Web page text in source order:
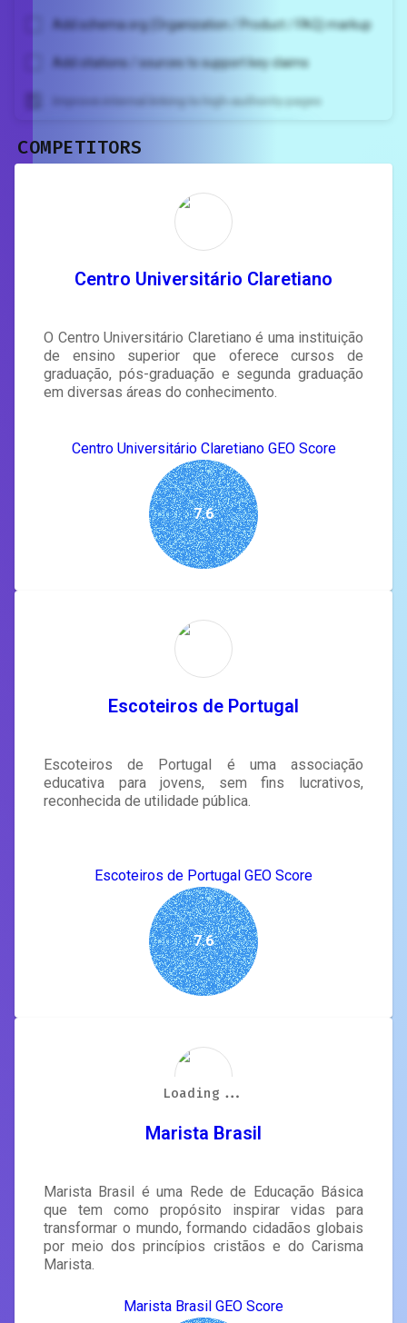
Add schema.org (Organization / Product / FAQ) markup
Add citations / sources to support key claims
Improve internal linking to high-authority pages
rewrite your page
tailored to your site's score.
COMPETITORS
Centro Universitário Claretiano
O Centro Universitário Claretiano é uma instituição
de ensino superior que oferece cursos de
graduação, pós-graduação e segunda graduação
em diversas áreas do conhecimento.
Centro Universitário Claretiano GEO Score
7.6
Escoteiros de Portugal
Escoteiros de Portugal é uma associação
educativa para jovens, sem fins lucrativos,
reconhecida de utilidade pública.
Escoteiros de Portugal GEO Score
7.6
Marista Brasil
Marista Brasil é uma Rede de Educação Básica
que tem como propósito inspirar vidas para
transformar o mundo, formando cidadãos globais
por meio dos princípios cristãos e do Carisma
Marista.
Marista Brasil GEO Score
Loading...
Loading...
Loading...
Loading...
Loading...
Loading...
Loading...
Loading...